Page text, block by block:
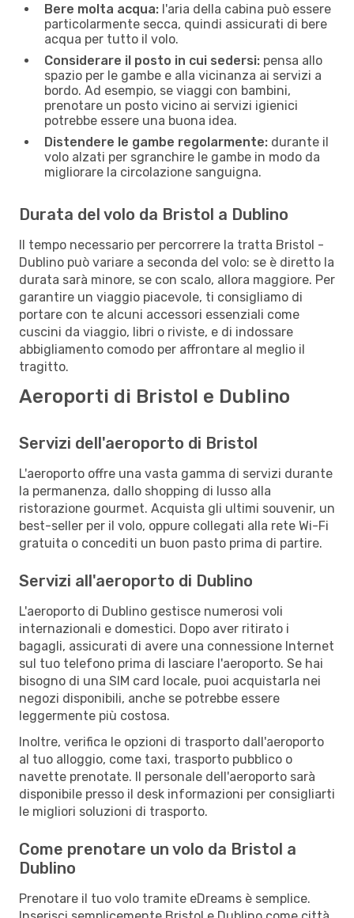
Bere molta acqua: l'aria della cabina può essere
particolarmente secca, quindi assicurati di bere
acqua per tutto il volo.
Considerare il posto in cui sedersi: pensa allo
spazio per le gambe e alla vicinanza ai servizi a
bordo. Ad esempio, se viaggi con bambini,
prenotare un posto vicino ai servizi igienici
potrebbe essere una buona idea.
Distendere le gambe regolarmente: durante il
volo alzati per sgranchire le gambe in modo da
migliorare la circolazione sanguigna.
Durata del volo da Bristol a Dublino
Il tempo necessario per percorrere la tratta Bristol -
Dublino può variare a seconda del volo: se è diretto la
durata sarà minore, se con scalo, allora maggiore. Per
garantire un viaggio piacevole, ti consigliamo di
portare con te alcuni accessori essenziali come
cuscini da viaggio, libri o riviste, e di indossare
abbigliamento comodo per affrontare al meglio il
tragitto.
Aeroporti di Bristol e Dublino
Servizi dell'aeroporto di Bristol
L'aeroporto offre una vasta gamma di servizi durante
la permanenza, dallo shopping di lusso alla
ristorazione gourmet. Acquista gli ultimi souvenir, un
best-seller per il volo, oppure collegati alla rete Wi-Fi
gratuita o concediti un buon pasto prima di partire.
Servizi all'aeroporto di Dublino
L'aeroporto di Dublino gestisce numerosi voli
internazionali e domestici. Dopo aver ritirato i
bagagli, assicurati di avere una connessione Internet
sul tuo telefono prima di lasciare l'aeroporto. Se hai
bisogno di una SIM card locale, puoi acquistarla nei
negozi disponibili, anche se potrebbe essere
leggermente più costosa.
Inoltre, verifica le opzioni di trasporto dall'aeroporto
al tuo alloggio, come taxi, trasporto pubblico o
navette prenotate. Il personale dell'aeroporto sarà
disponibile presso il desk informazioni per consigliarti
le migliori soluzioni di trasporto.
Come prenotare un volo da Bristol a
Dublino
Prenotare il tuo volo tramite eDreams è semplice.